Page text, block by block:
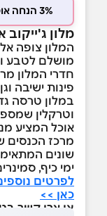
3% הנחה אוטומטית למשלמים בכרטיס המועדון
מלון ג'ייקוב
המלון צופה
מושלם לטבע
חדרי המלון
פינות ישיבה
במלון טרסה
וטרקלין
אוכל המציע
שונים
ימי כיף,
לפרטים
כאן >>
או צרו קשר